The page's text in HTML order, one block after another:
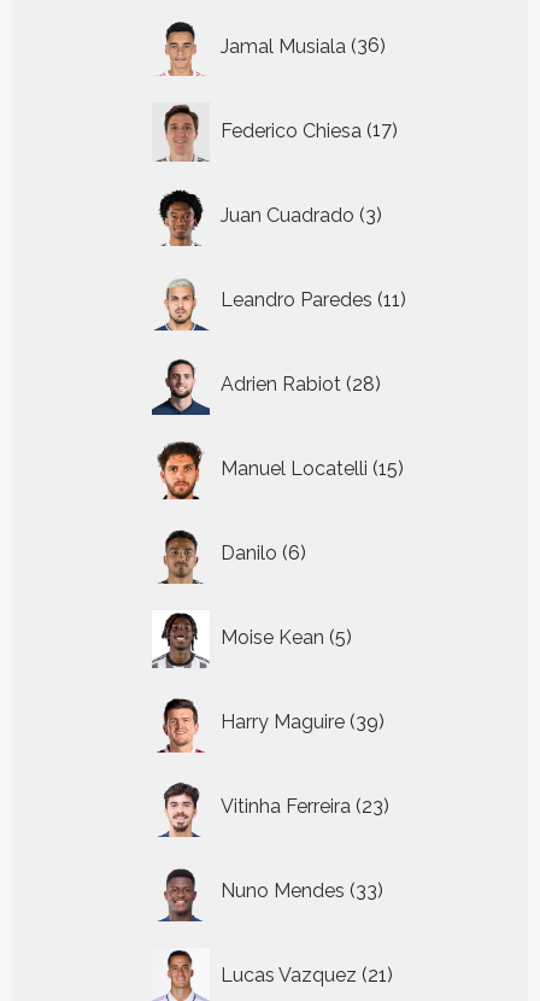
Jamal Musiala 36
producten
Federico Chiesa 17
producten
Juan Cuadrado 3
producten
Leandro Paredes 11
producten
Adrien Rabiot 28
producten
Manuel Locatelli 15
producten
Danilo 6
producten
Moise Kean 5
producten
Harry Maguire 39
producten
Vitinha Ferreira 23
producten
Nuno Mendes 33
producten
Lucas Vazquez 21
producten